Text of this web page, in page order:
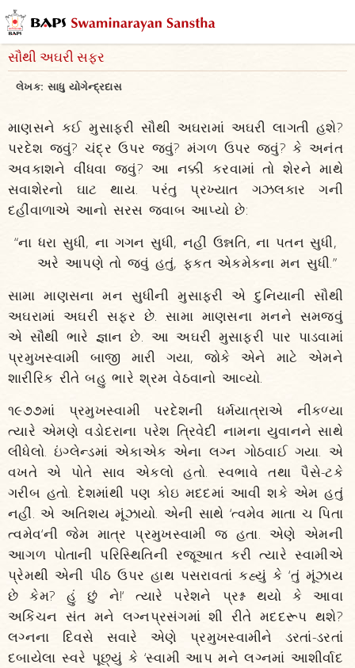
સૌથી અઘરી સફર
લેખક: સાધુ યોગેન્દ્રદાસ
માણસને કઈ મુસાફરી સૌથી અઘરામાં અઘરી લાગતી હશે?
પરદેશ જવું? ચંદ્ર ઉપર જવું? મંગળ ઉપર જવું? કે અનંત
અવકાશને વીંધવા જવું? આ નક્કી કરવામાં તો શેરને માથે
સવાશેરનો ઘાટ થાય. પરંતુ પ્રખ્યાત ગઝલકાર ગની
દહીંવાળાએ આનો સરસ જવાબ આપ્યો છે:
“ના ધરા સુધી, ના ગગન સુધી, નહીં ઉન્નતિ, ના પતન સુધી,
અરે આપણે તો જવું હતું, ફકત એકમેકના મન સુધી.”
સામા માણસના મન સુધીની મુસાફરી એ દુનિયાની સૌથી
અઘરામાં અઘરી સફર છે. સામા માણસના મનને સમજવું
એ સૌથી ભારે જ્ઞાન છે. આ અઘરી મુસાફરી પાર પાડવામાં
પ્રમુખસ્વામી બાજી મારી ગયા, જોકે એને માટે એમને
શારીરિક રીતે બહુ ભારે શ્રમ વેઠવાનો આવ્યો.
૧૯૭૭માં પ્રમુખસ્વામી પરદેશની ધર્મયાત્રાએ નીકળ્યા
ત્યારે એમણે વડોદરાના પરેશ ત્રિવેદી નામના યુવાનને સાથે
લીધેલો. ઇંગ્લેન્ડમાં એકાએક એના લગ્ન ગોઠવાઈ ગયા. એ
વખતે એ પોતે સાવ એકલો હતો. સ્વભાવે તથા પૈસે-ટકે
ગરીબ હતો. દેશમાંથી પણ કોઇ મદદમાં આવી શકે એમ હતું
નહીં. એ અતિશય મૂંઝાયો. એની સાથે ‘ત્વમેવ માતા ચ પિતા
ત્વમેવ‘ની જેમ માત્ર પ્રમુખસ્વામી જ હતા. એણે એમની
આગળ પોતાની પરિસ્થિતિની રજૂઆત કરી ત્યારે સ્વામીએ
પ્રેમથી એની પીઠ ઉપર હાથ પસરાવતાં કહ્યું કે ‘તું મૂંઝાય
છે કેમ? હું છું ને!‘ ત્યારે પરેશને પ્રશ્ન થયો કે આવા
અકિંચન સંત મને લગ્નપ્રસંગમાં શી રીતે મદદરૂપ થશે?
લગ્નના દિવસે સવારે એણે પ્રમુખસ્વામીને ડરતાં-ડરતાં
દબાયેલા સ્વરે પૂછ્યું કે ‘સ્વામી આપ મને લગ્નમાં આશીર્વાદ